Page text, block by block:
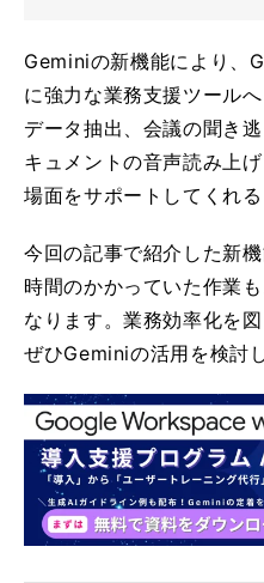
Geminiの新機能により、
に強力な業務支援ツール
データ抽出、会議の聞き
キュメントの音声読み上
場面をサポートしてくれ
今回の記事で紹介した新
時間のかかっていた作業
なります。業務効率化を
ぜひGeminiの活用を検討